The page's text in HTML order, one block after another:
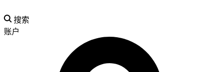
搜索
账户